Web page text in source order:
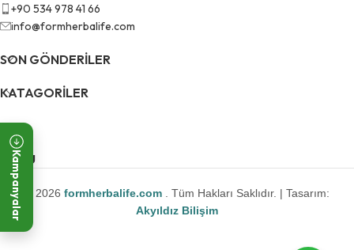
+90 534 978 41 66
info@formherbalife.com
SON GÖNDERILER
KATAGORILER
MENU
© 2026 formherbalife.com . Tüm Hakları Saklıdır. | Tasarım:
Akyıldız Bilişim
Kampanyalar